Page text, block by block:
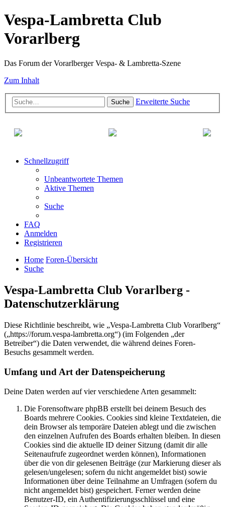
Vespa-Lambretta Club
Vorarlberg
Das Forum der Vorarlberger Vespa- & Lambretta-Szene
Zum Inhalt
Suche Erweiterte Suche
Schnellzugriff
Unbeantwortete Themen
Aktive Themen
Suche
FAQ
Anmelden
Registrieren
Home Foren-Übersicht
Suche
Vespa-Lambretta Club Vorarlberg -
Datenschutzerklärung
Diese Richtlinie beschreibt, wie „Vespa-Lambretta Club Vorarlberg“
(„https://forum.vespa-lambretta.org“) (im Folgenden „der
Betreiber“) die Daten verwendet, die während deines Foren-
Besuchs gesammelt werden.
Umfang und Art der Datenspeicherung
Deine Daten werden auf vier verschiedene Arten gesammelt:
Die Forensoftware phpBB erstellt bei deinem Besuch des
Boards mehrere Cookies. Cookies sind kleine Textdateien, die
dein Browser als temporäre Dateien ablegt und die zwischen
den einzelnen Aufrufen des Boards erhalten bleiben. In diesen
Cookies sind die aktuelle ID deiner Sitzung (damit dir alle
Seitenaufrufe zugeordnet werden können), Informationen
über die von dir gelesenen Beiträge (zur Markierung dieser als
gelesen/ungelesen; sofern du nicht angemeldet bist) sowie
Informationen über deine Teilnahme an Umfragen (sofern du
nicht angemeldet bist) gespeichert. Ferner werden deine
Benutzer-ID, ein Authentifizierungsschlüssel und eine